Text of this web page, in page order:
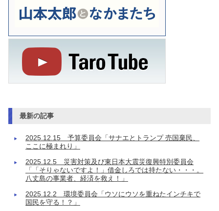
最新の記事
2025.12.15 予算委員会「サナエとトランプ 売国棄民、
ここに極まれり」
2025.12.5 災害対策及び東日本大震災復興特別委員会
「「そりゃないですよ！」借金しろでは持たない・・・。
八丈島の事業者、経済を救え！」
2025.12.2 環境委員会「ウソにウソを重ねたインチキで
国民を守る！？」